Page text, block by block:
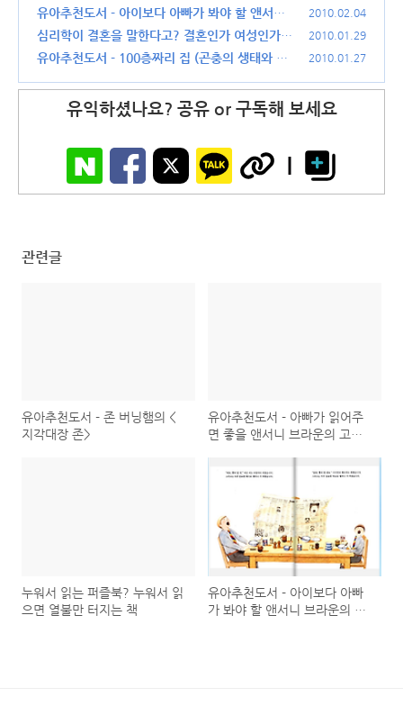
는 책
(30)
유아추천도서 - 아이보다 아빠가 봐야 할 앤서니
브라운의 돼지책
(24)
2010.02.04
심리학이 결혼을 말한다고? 결혼인가 여성인가!
(12)
2010.01.29
유아추천도서 - 100층짜리 집 (곤충의 생태와 숫
2010.01.27
유익하셨나요? 공유 or 구독해 보세요
관련글
유아추천도서 - 존 버닝햄의 <
지각대장 존>
유아추천도서 - 아빠가 읽어주
면 좋을 앤서니 브라운의 고릴
누워서 읽는 퍼즐북? 누워서 읽
으면 열불만 터지는 책
유아추천도서 - 아이보다 아빠
가 봐야 할 앤서니 브라운의 돼